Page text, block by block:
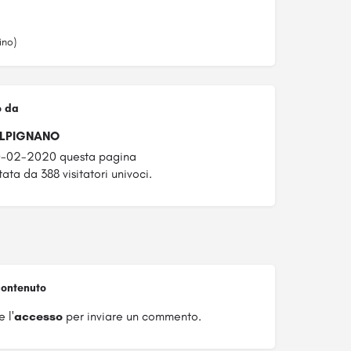
da
02-2020 questa pagina
da 388 visitatori univoci.
l'accessoper inviare un commento.